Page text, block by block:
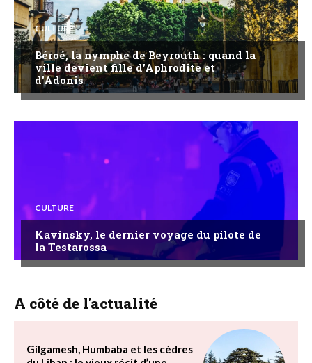
CULTURE
Béroé, la nymphe de Beyrouth : quand la
ville devient fille d’Aphrodite et
d’Adonis
CULTURE
Kavinsky, le dernier voyage du pilote de
la Testarossa
A côté de l'actualité
Gilgamesh, Humbaba et les cèdres